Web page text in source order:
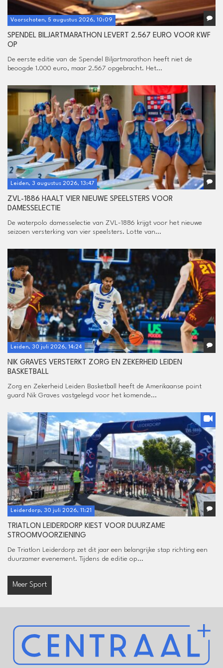
Voorschoten, 5 augustus 2026, 10:09
SPENDEL BILJARTMARATHON LEVERT 2.567 EURO VOOR KWF
OP
De eerste editie van de Spendel Biljartmarathon heeft niet de
beoogde 1.000 euro, maar 2.567 opgebracht. Het...
Leiden, 3 augustus 2026, 13:47
ZVL-1886 HAALT VIER NIEUWE SPEELSTERS VOOR
DAMESSELECTIE
De waterpolo damesselectie van ZVL-1886 krijgt voor het nieuwe
seizoen versterking van vier speelsters. Lotte van...
Leiden, 30 juli 2026, 14:24
NIK GRAVES VERSTERKT ZORG EN ZEKERHEID LEIDEN
BASKETBALL
Zorg en Zekerheid Leiden Basketball heeft de Amerikaanse point
guard Nik Graves vastgelegd voor het komende...
Leiderdorp, 30 juli 2026, 11:21
TRIATLON LEIDERDORP KIEST VOOR DUURZAME
STROOMVOORZIENING
De Triatlon Leiderdorp zet dit jaar een belangrijke stap richting een
duurzamer evenement. Tijdens de editie op...
Meer Sport